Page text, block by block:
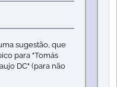
sugestão, que
para "Tomás
DC" (para não